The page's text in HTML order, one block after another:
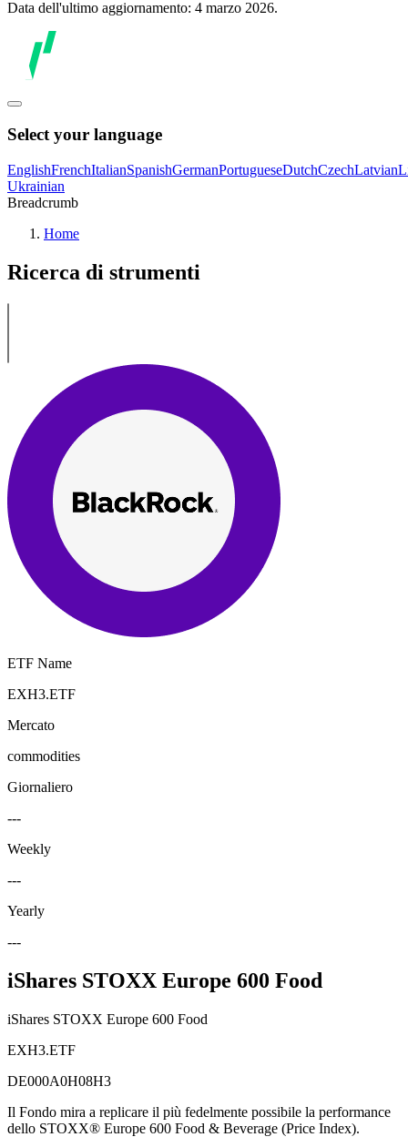
Data dell'ultimo aggiornamento: 4 marzo 2026.
Select your language
EnglishFrenchItalianSpanishGermanPortugueseDutchCzechLatvian
Ukrainian
Breadcrumb
Home
Ricerca di strumenti
ETF Name
EXH3.ETF
Mercato
commodities
Giornaliero
---
Weekly
---
Yearly
---
iShares STOXX Europe 600 Food
iShares STOXX Europe 600 Food
EXH3.ETF
DE000A0H08H3
Il Fondo mira a replicare il più fedelmente possibile la performance
dello STOXX® Europe 600 Food & Beverage (Price Index).